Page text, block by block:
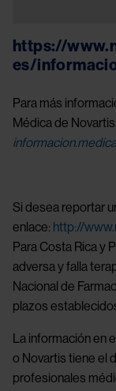
https://
es/
Para más
Médica de Novartis:
Si desea reportar
enlace: http://
Para Costa Rica y
adversa y falla
Nacional de
plazos
La información en
o Novartis tiene el
profesionales